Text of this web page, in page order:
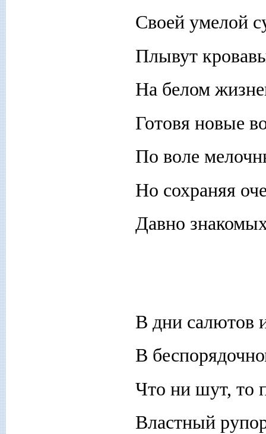
Своей умелой
Плывут
На белом
Готовя новые
По воле
Но сохраняя
Давно
В дни салютов
В
Что ни шут, то
Властный